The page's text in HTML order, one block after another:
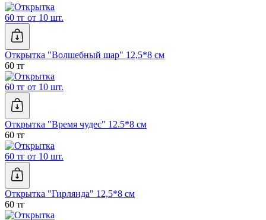
60 тг от 10 шт.
Открытка "Волшебный шар" 12,5*8 см
60 тг
60 тг от 10 шт.
Открытка "Время чудес" 12.5*8 см
60 тг
60 тг от 10 шт.
Открытка "Гирлянда" 12,5*8 см
60 тг